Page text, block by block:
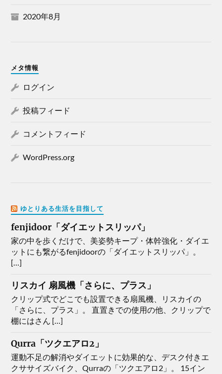
2020年8月
メタ情報
ログイン
投稿フィード
コメントフィード
WordPress.org
ゆとりある生活を目指して
fenjidoor「ダイエットスリッパ」
家の中を歩くだけで、美姿勢キープ・体幹強化・ダイエ
ットにも繋がるfenjidoorの「ダイエットスリッパ」。
[…]
リスカイ 扇風機「さらに、プラス」
クリップ式でどこでも設置できる扇風機、リスカイの
「さらに、プラス」。 直置きでの使用の他、クリップで
棚にはさん […]
Qurra「ツクエアロ2」
運動不足の解消やダイエットに効果的な、デスク付きエ
クササイズバイク、Qurraの「ツクエアロ2」。 15イン